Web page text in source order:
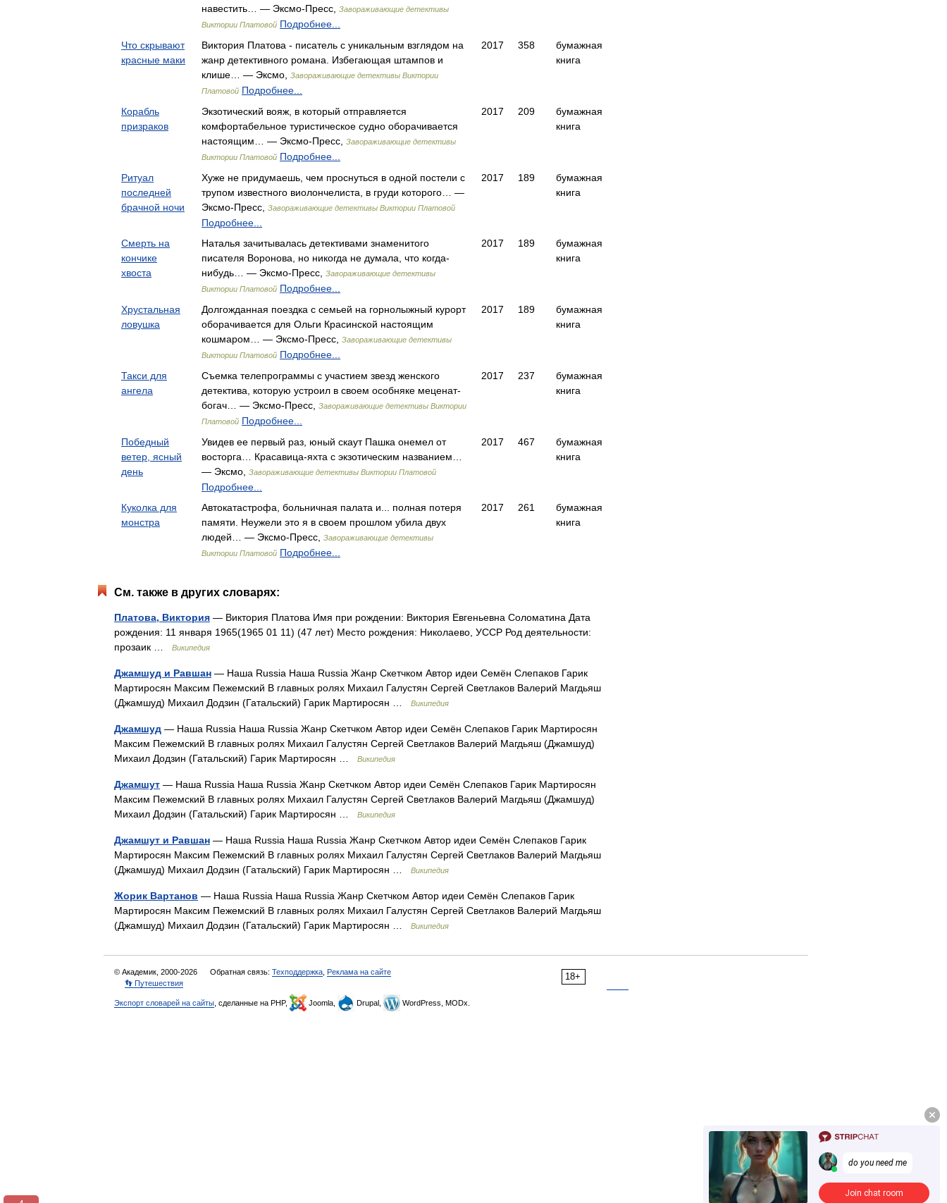
навестить… — Эксмо-Пресс,
Завораживающие детективы
Виктории Платовой Подробнее...
Что скрывают
красные маки
Виктория Платова - писатель с уникальным взглядом на
жанр детективного романа. Избегающая штампов и
клише… — Эксмо,
Завораживающие детективы Виктории
Платовой Подробнее...
2017 358
бумажная
книга
Корабль
призраков
Экзотический вояж, в который отправляется
комфортабельное туристическое судно оборачивается
настоящим… — Эксмо-Пресс,
Завораживающие детективы
Виктории Платовой Подробнее...
2017 209
бумажная
книга
Ритуал
последней
брачной ночи
Хуже не придумаешь, чем проснуться в одной постели с
трупом известного виолончелиста, в груди которого… —
Эксмо-Пресс,
Завораживающие детективы Виктории Платовой
Подробнее...
2017 189
бумажная
книга
Смерть на
кончике
хвоста
Наталья зачитывалась детективами знаменитого
писателя Воронова, но никогда не думала, что когда-
нибудь… — Эксмо-Пресс,
Завораживающие детективы
Виктории Платовой Подробнее...
2017 189
бумажная
книга
Хрустальная
ловушка
Долгожданная поездка с семьей на горнолыжный курорт
оборачивается для Ольги Красинской настоящим
кошмаром… — Эксмо-Пресс,
Завораживающие детективы
Виктории Платовой Подробнее...
2017 189
бумажная
книга
Такси для
ангела
Съемка телепрограммы с участием звезд женского
детектива, которую устроил в своем особняке меценат-
богач… — Эксмо-Пресс,
Завораживающие детективы Виктории
Платовой Подробнее...
2017 237
бумажная
книга
Победный
ветер, ясный
день
Увидев ее первый раз, юный скаут Пашка онемел от
восторга… Красавица-яхта с экзотическим названием…
— Эксмо,
Завораживающие детективы Виктории Платовой
Подробнее...
2017 467
бумажная
книга
Куколка для
монстра
Автокатастрофа, больничная палата и... полная потеря
памяти. Неужели это я в своем прошлом убила двух
людей… — Эксмо-Пресс,
Завораживающие детективы
Виктории Платовой Подробнее...
2017 261
бумажная
книга
См. также в других словарях:
Платова, Виктория — Виктория Платова Имя при рождении: Виктория Евгеньевна Соломатина Дата
рождения: 11 января 1965(1965 01 11) (47 лет) Место рождения: Николаево, УССР Род деятельности:
прозаик …
Википедия
Джамшуд и Равшан — Наша Russia Наша Russia Жанр Скетчком Автор идеи Семён Слепаков Гарик
Мартиросян Максим Пежемский В главных ролях Михаил Галустян Сергей Светлаков Валерий Магдьяш
(Джамшуд) Михаил Додзин (Гатальский) Гарик Мартиросян …
Википедия
Джамшуд — Наша Russia Наша Russia Жанр Скетчком Автор идеи Семён Слепаков Гарик Мартиросян
Максим Пежемский В главных ролях Михаил Галустян Сергей Светлаков Валерий Магдьяш (Джамшуд)
Михаил Додзин (Гатальский) Гарик Мартиросян …
Википедия
Джамшут — Наша Russia Наша Russia Жанр Скетчком Автор идеи Семён Слепаков Гарик Мартиросян
Максим Пежемский В главных ролях Михаил Галустян Сергей Светлаков Валерий Магдьяш (Джамшуд)
Михаил Додзин (Гатальский) Гарик Мартиросян …
Википедия
Джамшут и Равшан — Наша Russia Наша Russia Жанр Скетчком Автор идеи Семён Слепаков Гарик
Мартиросян Максим Пежемский В главных ролях Михаил Галустян Сергей Светлаков Валерий Магдьяш
(Джамшуд) Михаил Додзин (Гатальский) Гарик Мартиросян …
Википедия
Жорик Вартанов — Наша Russia Наша Russia Жанр Скетчком Автор идеи Семён Слепаков Гарик
Мартиросян Максим Пежемский В главных ролях Михаил Галустян Сергей Светлаков Валерий Магдьяш
(Джамшуд) Михаил Додзин (Гатальский) Гарик Мартиросян …
Википедия
18+
© Академик, 2000-2026 Обратная связь: Техподдержка Реклама на сайте
👣 Путешествия
Экспорт словарей на сайты , сделанные на PHP, Joomla, Drupal, WordPress, MODx.